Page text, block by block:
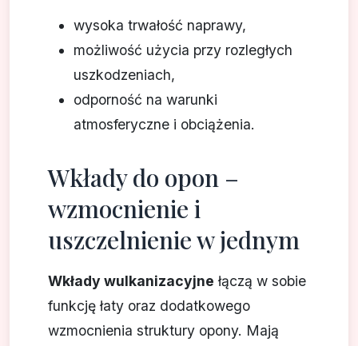
wysoka trwałość naprawy,
możliwość użycia przy rozległych
uszkodzeniach,
odporność na warunki
atmosferyczne i obciążenia.
Wkłady do opon –
wzmocnienie i
uszczelnienie w jednym
Wkłady wulkanizacyjne łączą w sobie
funkcję łaty oraz dodatkowego
wzmocnienia struktury opony. Mają